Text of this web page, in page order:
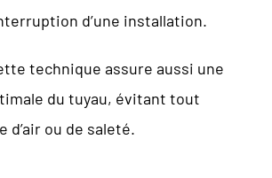
d’une installation.
technique assure aussi une
du tuyau, évitant tout
d’air ou de saleté.